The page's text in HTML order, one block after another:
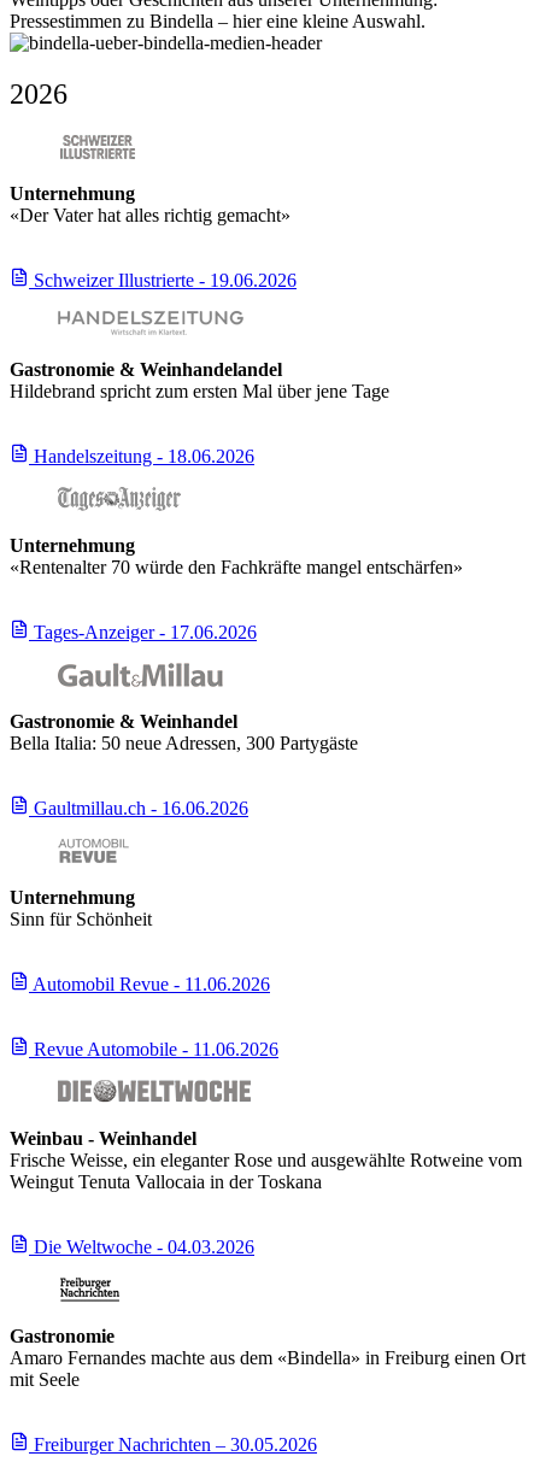
Pressestimmen zu Bindella – hier eine kleine Auswahl.
2026
Unternehmung
«Der Vater hat alles richtig gemacht»
Schweizer Illustrierte - 19.06.2026
Gastronomie & Weinhandelandel
Hildebrand spricht zum ersten Mal über jene Tage
Handelszeitung - 18.06.2026
Unternehmung
«Rentenalter 70 würde den Fachkräfte mangel entschärfen»
Tages-Anzeiger - 17.06.2026
Gastronomie & Weinhandel
Bella Italia: 50 neue Adressen, 300 Partygäste
Gaultmillau.ch - 16.06.2026
Unternehmung
Sinn für Schönheit
Automobil Revue - 11.06.2026
Revue Automobile - 11.06.2026
Weinbau - Weinhandel
Frische Weisse, ein eleganter Rose und ausgewählte Rotweine vom
Weingut Tenuta Vallocaia in der Toskana
Die Weltwoche - 04.03.2026
Gastronomie
Amaro Fernandes machte aus dem «Bindella» in Freiburg einen Ort
mit Seele
Freiburger Nachrichten – 30.05.2026